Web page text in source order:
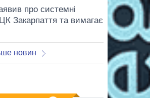
про системні
Закарпаття та вимагає
новин